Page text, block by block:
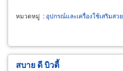
หมวดหมู่ : อุปกรณ์และเครื่องใช้เสริมสวย
สบาย ดี บิวตี้